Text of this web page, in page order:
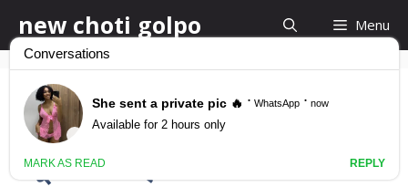
to
content
new choti golpo Menu
ছাত্রীর অতল গহ্বরে শ্রেষ্ঠ
সুখের আস্বাদ